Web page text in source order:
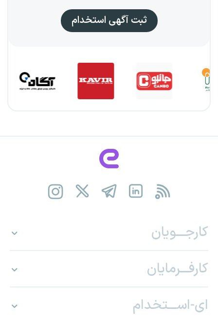
ثبت آگهی استخدام
کارجـــویان
کارفـــرمایان
ای-اســـتخدام